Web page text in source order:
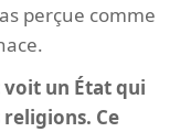
perçue comme
un État qui
Ce